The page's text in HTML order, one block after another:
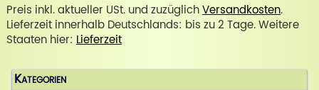
Preis inkl. aktueller USt. und zuzüglichVersandkosten.
Lieferzeit innerhalb Deutschlands: bis zu 2 Tage. Weitere
Staaten hier: Lieferzeit
Kategorien